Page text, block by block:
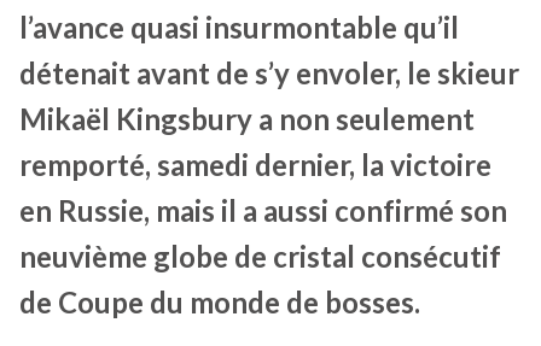
l’avance quasi insurmontable qu’il
détenait avant de s’y envoler, le skieur
Mikaël Kingsbury a non seulement
remporté, samedi dernier, la victoire
en Russie, mais il a aussi confirmé son
neuvième globe de cristal consécutif
de Coupe du monde de bosses.